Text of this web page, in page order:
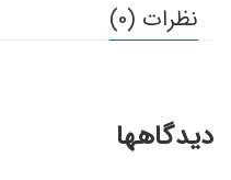
نظرات (0)
دیدگاهها